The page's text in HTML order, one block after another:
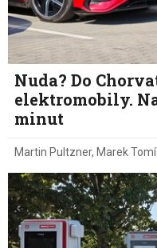
Nuda? Do
elektromobily.
minut
Martin Pultzner, Marek